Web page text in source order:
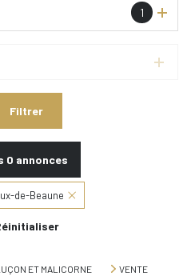
1
Filtrer
0 annonces
de-Beaune
ET MALICORNE
VENTE